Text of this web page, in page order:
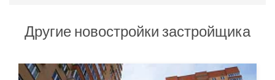
Другие новостройки застройщика